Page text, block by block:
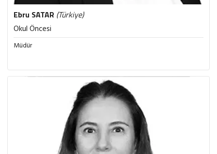
Ebru SATAR (Türkiye)
Okul Öncesi
Müdür